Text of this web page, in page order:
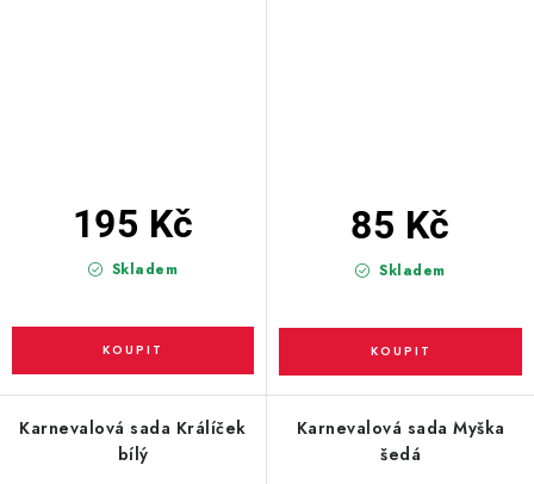
Skladem
195 Kč
Skladem
85 Kč
Karnevalová sada Králíček
bílý
Karnevalová sada Myška
šedá